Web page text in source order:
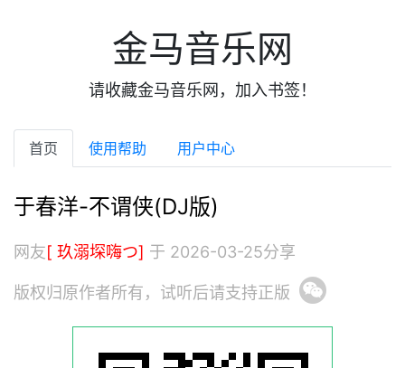
金马音乐网
请收藏金马音乐网，加入书签！
首页 使用帮助 用户中心
于春洋-不谓侠(DJ版)
网友[ 玖溺堔嗨つ] 于 2026-03-25分享
版权归原作者所有，试听后请支持正版